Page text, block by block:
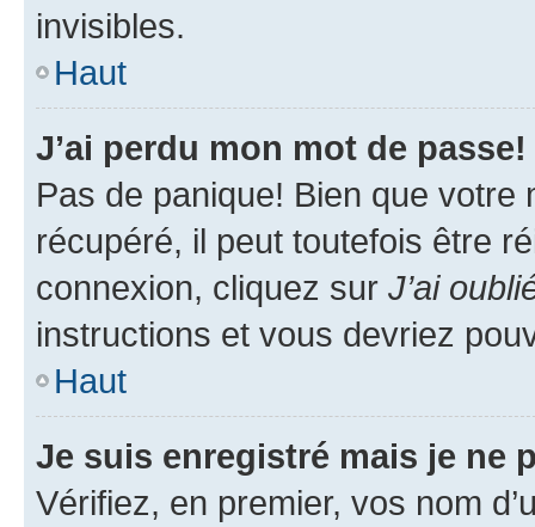
invisibles.
Haut
J’ai perdu mon mot de passe!
Pas de panique! Bien que
récupéré, il peut toutefois être
connexion, cliquez sur J’ai
instructions et vous devriez
Haut
Je suis enregistré mais je ne
Vérifiez, en premier, vos nom